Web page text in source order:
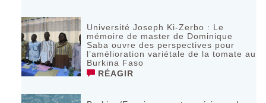
Université Joseph Ki-Zerbo : Le
mémoire de master de Dominique
Saba ouvre des perspectives pour
l’amélioration variétale de la tomate au
Burkina Faso
RÉAGIR